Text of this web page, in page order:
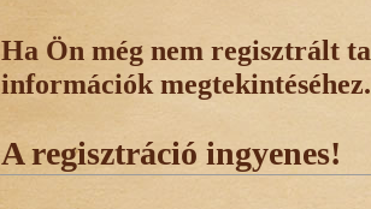
Ha Ön még nem regisztrált
információk megtekintéséhez.
A regisztráció ingyenes!